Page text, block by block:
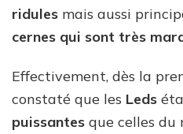
ridules mais aussi
cernes qui sont très
Effectivement, dès la
constaté que les Leds
puissantes que celles du